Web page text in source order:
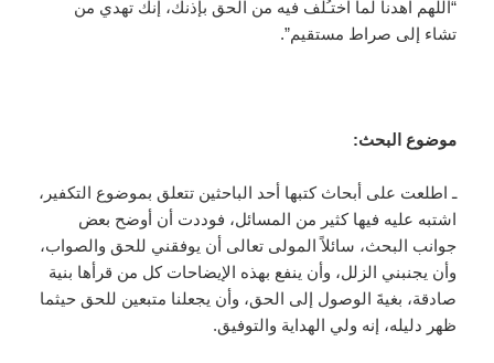
“اللهم اهدنا لما اختـُلف فيه من الحق بإذنك، إنك تهدي من
تشاء إلى صراط مستقيم”.
موضوع البحث:
ـ اطلعت على أبحاث كتبها أحد الباحثين تتعلق بموضوع التكفير،
اشتبه عليه فيها كثير من المسائل، فوددت أن أوضح بعض
جوانب البحث، سائلاً المولى تعالى أن يوفقني للحق والصواب،
وأن يجنبني الزلل، وأن ينفع بهذه الإيضاحات كل من قرأها بنية
صادقة، بغيةَ الوصول إلى الحق، وأن يجعلنا متبعين للحق حيثما
ظهر دليله، إنه ولي الهداية والتوفيق.